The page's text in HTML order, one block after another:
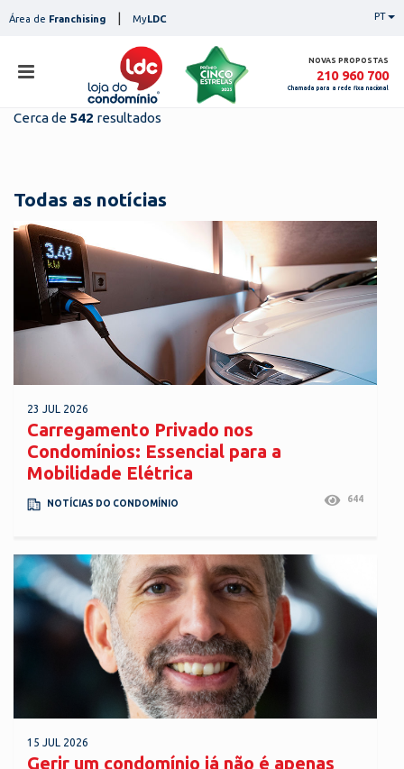
toÁrea de Franchising MyLDC PT
NOVAS PROPOSTAS
210 960 700
Chamada para a rede fixa nacional
notícias
contactos
Cerca de 542 resultados
Todas as notícias
23 JUL 2026
Carregamento Privado nos
Condomínios: Essencial para a
Mobilidade Elétrica
NOTÍCIAS DO CONDOMÍNIO 644
15 JUL 2026
Gerir um condomínio já não é apenas